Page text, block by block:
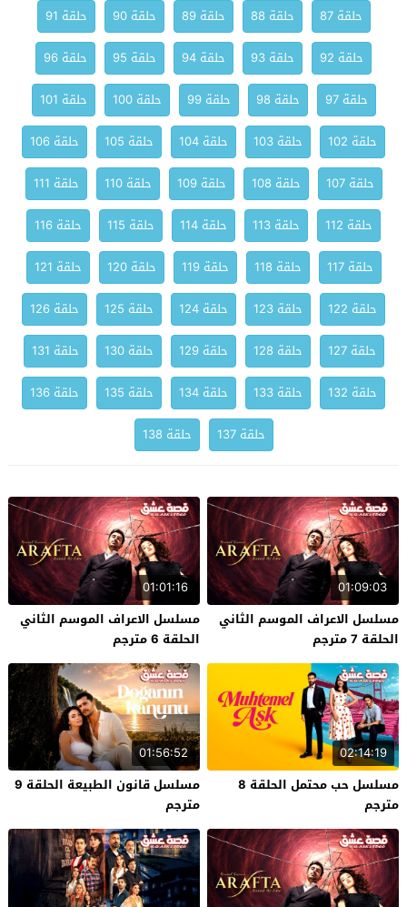
حلقة 87 حلقة 88 حلقة 89 حلقة 90
حلقة 91
حلقة 92
حلقة 93 حلقة 94 حلقة 95
حلقة 96
حلقة 97
حلقة 98 حلقة 99 حلقة 100
حلقة 101
حلقة 102
حلقة 103 حلقة 104 حلقة 105
حلقة 106
حلقة 107
حلقة 108 حلقة 109 حلقة 110
حلقة 111
حلقة 112
حلقة 113 حلقة 114 حلقة 115
حلقة 116
حلقة 117
حلقة 118 حلقة 119 حلقة 120
حلقة 121
حلقة 122
حلقة 123 حلقة 124 حلقة 125
حلقة 126
حلقة 127
حلقة 128 حلقة 129 حلقة 130
حلقة 131
حلقة 132
حلقة 133 حلقة 134 حلقة 135
حلقة 136
حلقة 137
حلقة 138
01:09:03
مسلسل الاعراف الموسم الثاني
الحلقة 7 مترجم
01:01:16
مسلسل الاعراف الموسم الثاني
الحلقة 6 مترجم
02:14:19
مسلسل حب محتمل الحلقة 8
مترجم
01:56:52
مسلسل قانون الطبيعة الحلقة 9
مترجم